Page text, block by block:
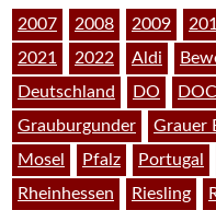
2007 2008 2009
2021
2022 Aldi
Deutschland
DO DOC
Grauburgunder
Grauer
Mosel
Pfalz Portugal
Rheinhessen
Riesling